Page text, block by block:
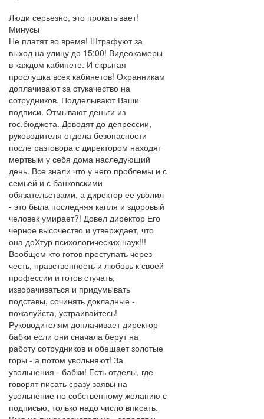
Люди серьезно, это прокатывает!
Минусы
Не платят во время! Штрафуют за
выход на улицу до 15:00! Видеокамеры
в каждом кабинете. И скрытая
прослушка всех кабинетов! Охранникам
доплачивают за стукачество на
сотрудников. Подделывают Ваши
подписи. Отмывают деньги из
гос.бюджета. Доводят до депрессии,
руководителя отдела безопасности
после разговора с директором находят
мертвым у себя дома наследующий
день. Все знали что у него проблемы и с
семьей и с банковскими
обязательствами, а директор ее уволил
- это была последняя капля и здоровый
человек умирает?! Довел директор Его
черное высочество и утверждает, что
она доХтур психологических наук!!!
Вообщем кто готов преступать через
честь, нравственность и любовь к своей
профессии и готов стучать,
изворачиваться и придумывать
подставы, сочинять докладные -
пожалуйста, устраивайтесь!
Руководителям доплачивает директор
бабки если они сначала берут на
работу сотрудников и обещает золотые
горы - а потом увольняют! За
увольнения - бабки! Есть отделы, где
говорят писать сразу заявы на
увольнение по собственному желанию с
подписью, только надо число вписать.